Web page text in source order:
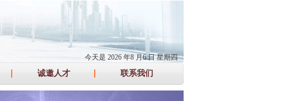
今天是 2026 年8 月6 日星期四
诚邀人才 联系我们